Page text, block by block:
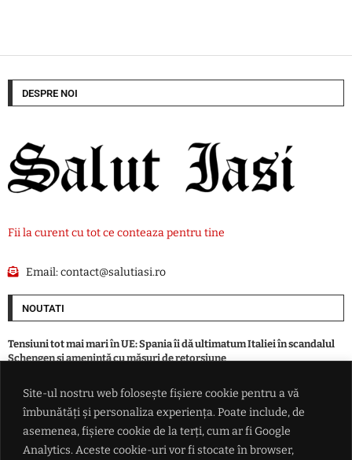
Site-ul nostru web folosește fișiere cookie pentru a vă
îmbunătăți și personaliza experiența. Poate include, de
asemenea, fișiere cookie de la terți, cum ar fi Google
Analytics. Aceste cookie-uri vor fi stocate în browser,
DESPRE NOI
Fii la curent cu tot ce conteaza pentru tine
Email:contact@salutiasi.ro
NOUTATI
Tensiuni tot mai mari în UE: Spania îi dă ultimatum Italiei în scandalul
Schengen și amenință cu măsuri de retorsiune
Bărbat încarcerat după o condamnare pentru conducere sub influența
alcoolului. Tânără cercetată pentru furt dintr-un magazin din Iași
Fernando Alonso cere un nou contract de 80 de milioane de euro la